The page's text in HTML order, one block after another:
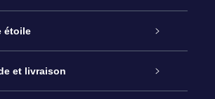
l’OSRen ligne
OSR
étoile
étoiles
et livraison